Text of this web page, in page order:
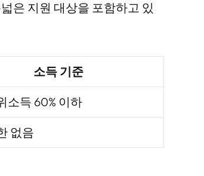
은 지원 대상을 포함하고 있
소득 기준
소득 60% 이하
없음